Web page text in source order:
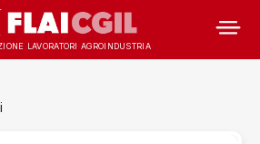
LAVORATORI AGROINDUSTRIA